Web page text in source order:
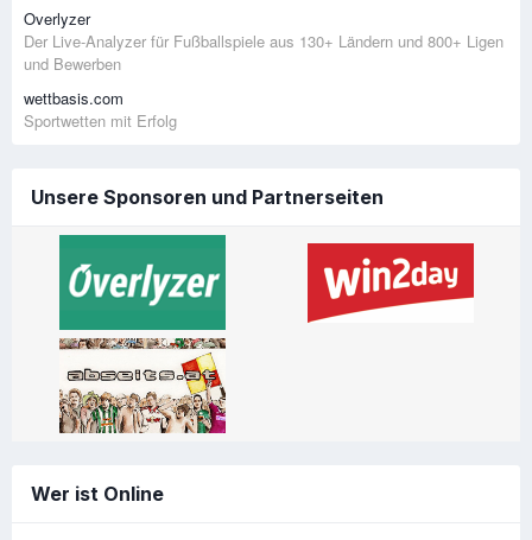
Overlyzer
Der Live-Analyzer für Fußballspiele aus 130+ Ländern und 800+ Ligen
und Bewerben
wettbasis.com
Sportwetten mit Erfolg
Unsere Sponsoren und Partnerseiten
Wer ist Online